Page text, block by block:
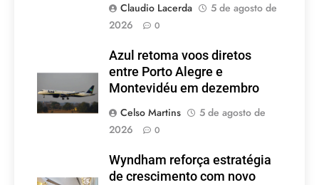
Claudio Lacerda
5 de agosto de
2026
0
Azul retoma voos diretos
entre Porto Alegre e
Montevidéu em dezembro
Celso Martins
5 de agosto de
2026
0
Wyndham reforça estratégia
de crescimento com novo